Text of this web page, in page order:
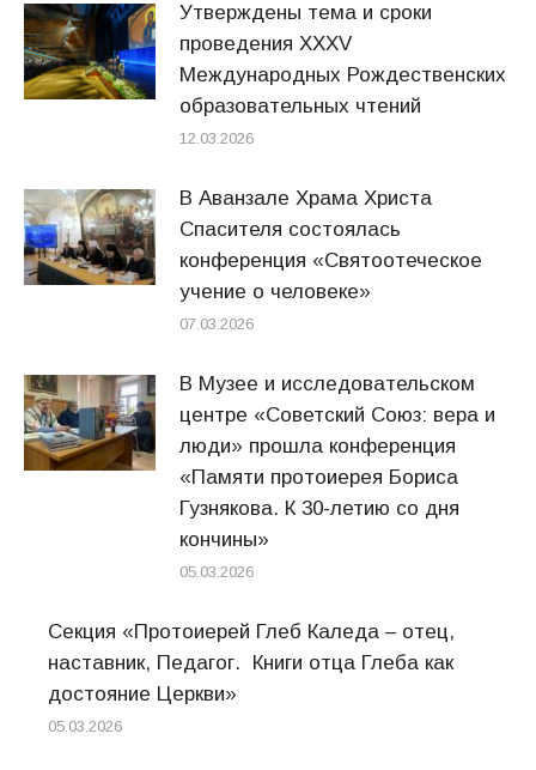
Утверждены тема и сроки
проведения XXXV
Международных Рождественских
образовательных чтений
12.03.2026
В Аванзале Храма Христа
Спасителя состоялась
конференция «Святоотеческое
учение о человеке»
07.03.2026
В Музее и исследовательском
центре «Советский Союз: вера и
люди» прошла конференция
«Памяти протоиерея Бориса
Гузнякова. К 30-летию со дня
кончины»
05.03.2026
Секция «Протоиерей Глеб Каледа – отец,
наставник, Педагог. Книги отца Глеба как
достояние Церкви»
05.03.2026